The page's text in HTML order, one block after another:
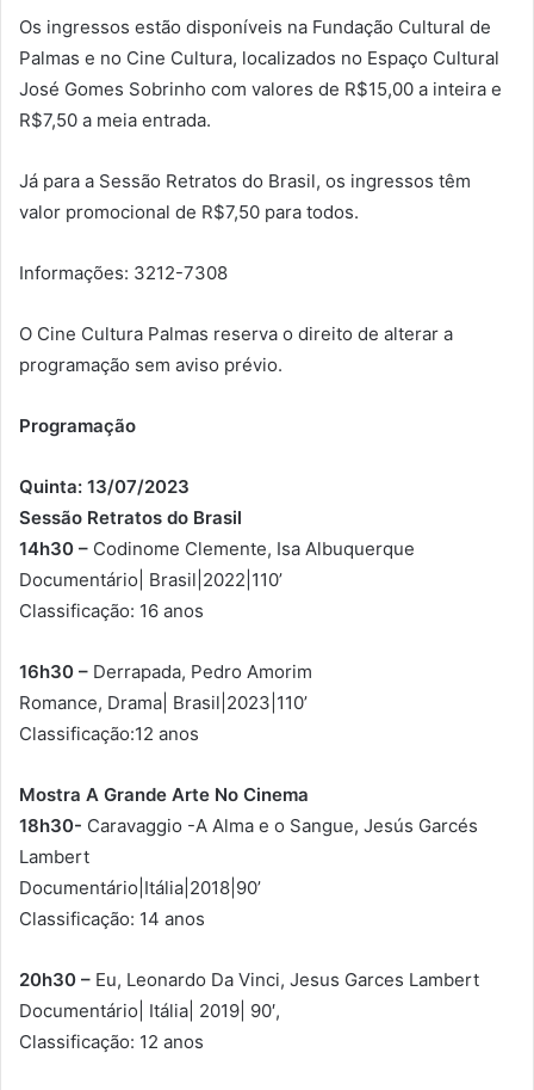
Os ingressos estão disponíveis na Fundação Cultural de
Palmas e no Cine Cultura, localizados no Espaço Cultural
José Gomes Sobrinho com valores de R$15,00 a inteira e
R$7,50 a meia entrada.
Já para a Sessão Retratos do Brasil, os ingressos têm
valor promocional de R$7,50 para todos.
Informações: 3212-7308
O Cine Cultura Palmas reserva o direito de alterar a
programação sem aviso prévio.
Programação
Quinta: 13/07/2023
Sessão Retratos do Brasil
14h30 – Codinome Clemente, Isa Albuquerque
Documentário| Brasil|2022|110’
Classificação: 16 anos
16h30 – Derrapada, Pedro Amorim
Romance, Drama| Brasil|2023|110’
Classificação:12 anos
Mostra A Grande Arte No Cinema
18h30- Caravaggio -A Alma e o Sangue, Jesús Garcés
Lambert
Documentário|Itália|2018|90’
Classificação: 14 anos
20h30 – Eu, Leonardo Da Vinci, Jesus Garces Lambert
Documentário| Itália| 2019| 90′,
Classificação: 12 anos